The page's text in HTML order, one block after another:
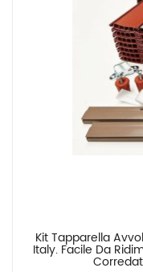
Kit Tapparella
Italy. Facile Da